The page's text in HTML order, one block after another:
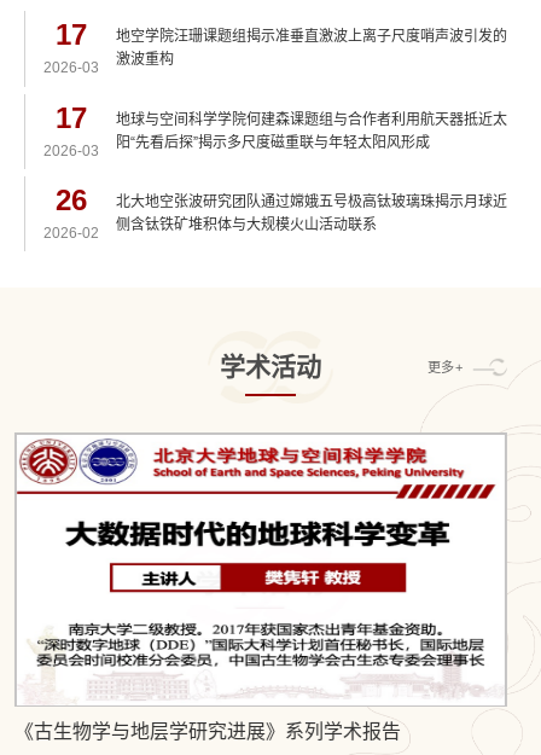
“Atmospheric CO2 drawdown during the Emeishan flood
basalt volcanism”为题，于2026年2月26日发表于国际学术
期刊《自然·通讯》（ Nature Communications ...
17
2026-03
地空学院汪珊课题组揭示准垂直激波上离子尺度哨声波引发的
激波重构
17
2026-03
地球与空间科学学院何建森课题组与合作者利用航天器抵近太
阳“先看后探”揭示多尺度磁重联与年轻太阳风形成
26
2026-02
北大地空张波研究团队通过嫦娥五号极高钛玻璃珠揭示月球近
侧含钛铁矿堆积体与大规模火山活动联系
学术活动 更多+
北京大学名师讲堂